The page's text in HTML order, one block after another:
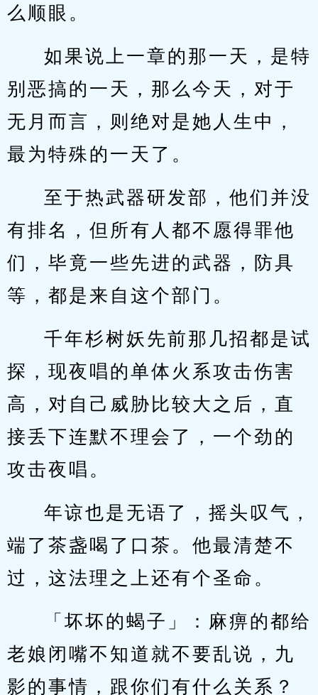
么顺眼。
如果说上一章的那一天，是特
别恶搞的一天，那么今天，对于
无月而言，则绝对是她人生中，
最为特殊的一天了。
至于热武器研发部，他们并没
有排名，但所有人都不愿得罪他
们，毕竟一些先进的武器，防具
等，都是来自这个部门。
千年杉树妖先前那几招都是试
探，现夜唱的单体火系攻击伤害
高，对自己威胁比较大之后，直
接丢下连默不理会了，一个劲的
攻击夜唱。
年谅也是无语了，摇头叹气，
端了茶盏喝了口茶。他最清楚不
过，这法理之上还有个圣命。
「坏坏的蝎子」：麻痹的都给
老娘闭嘴不知道就不要乱说，九
影的事情，跟你们有什么关系？